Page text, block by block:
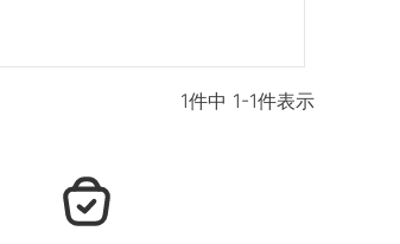
1件中 1-1件表示